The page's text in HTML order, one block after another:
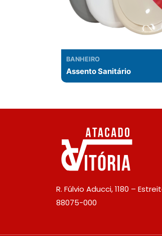
BANHEIRO
Assento Sanitário
R. Fúlvio Aducci, 1180 –
88075-000